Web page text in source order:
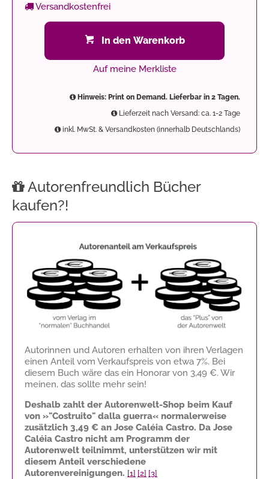
Versandkostenfrei
In den Warenkorb
Auf meine Merkliste
Hinweis: Print on Demand. Lieferbar in 2 Tagen.
Lieferzeit nach Versand: ca. 1-2 Tage
inkl. MwSt. & Versandkosten (innerhalb Deutschlands)
Autorenfreundlich Bücher
kaufen?!
Autorinnen und Autoren erhalten von ihren Verlagen
einen Anteil vom Verkaufspreis von etwa 7%. Bei
diesem Buch wäre das ein Honorar von 3,49 €. Wir
meinen, das sollte mehr sein!
Deshalb zahlt der Autorenwelt-Shop beim Kauf
von »"Costruito" dalla guerra« normalerweise
zusätzlich 3,49 € an Jose Caléia Castro. Da Jose
Caléia Castro nicht am Programm der
Autorenwelt teilnimmt, unterstützen wir mit
diesem Anteil verschiedene
Autorenvereinigungen. [1] [2] [3]